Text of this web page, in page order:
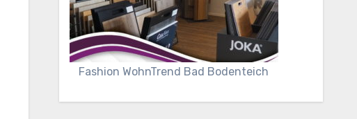
Fashion WohnTrend Bad Bodenteich